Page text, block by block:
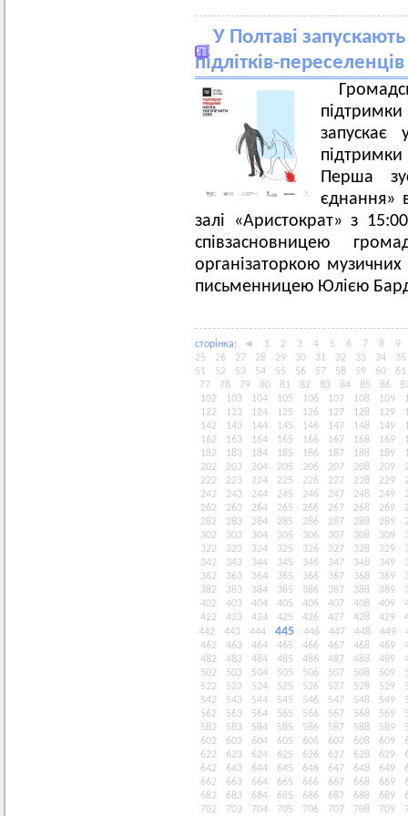
У Полтаві
підлітків-переселенців
запускає
підтримки
Перша
єднання»
залі «Аристократ» з
співзасновницею
організаторкою
письменницею Юлією
сторiнка: ◄ 1 2 3 4 5 6 7 8
9
25
26 27 28 29 30 31 32 33 34
35
51
52 53 54 55 56 57 58 59 60
61
77
78 79 80 81 82 83 84 85 86
102
103 104 105 106 107 108 109
122
123 124 125 126 127 128 129
142
143 144 145 146 147 148 149
162
163 164 165 166 167 168 169
182
183 184 185 186 187 188 189
202
203 204 205 206 207 208 209
222
223 224 225 226 227 228 229
242
243 244 245 246 247 248 249
262
263 264 265 266 267 268 269
282
283 284 285 286 287 288 289
302
303 304 305 306 307 308 309
322
323 324 325 326 327 328 329
342
343 344 345 346 347 348 349
362
363 364 365 366 367 368 369
382
383 384 385 386 387 388 389
402
403 404 405 406 407 408 409
422
423 424 425 426 427 428 429
442
443 444 445 446 447 448 449
462
463 464 465 466 467 468 469
482
483 484 485 486 487 488 489
502
503 504 505 506 507 508 509
522
523 524 525 526 527 528 529
542
543 544 545 546 547 548 549
562
563 564 565 566 567 568 569
582
583 584 585 586 587 588 589
602
603 604 605 606 607 608 609
622
623 624 625 626 627 628 629
642
643 644 645 646 647 648 649
662
663 664 665 666 667 668 669
682
683 684 685 686 687 688 689
702
703 704 705 706 707 708 709